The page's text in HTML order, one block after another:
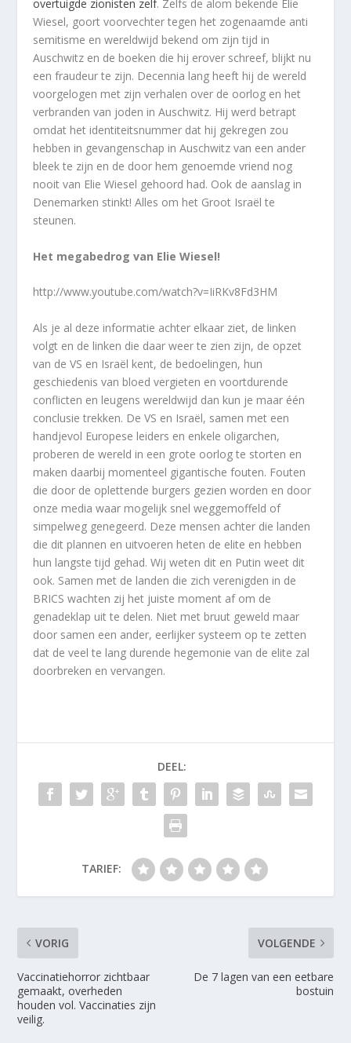
overtuigde zionisten zelf. Zelfs de alom bekende Elie
Wiesel, goort voorvechter tegen het zogenaamde anti
semitisme en wereldwijd bekend om zijn tijd in
Auschwitz en de boeken die hij erover schreef, blijkt nu
een fraudeur te zijn. Decennia lang heeft hij de wereld
voorgelogen met zijn verhalen over de oorlog en het
verbranden van joden in Auschwitz. Hij werd betrapt
omdat het identiteitsnummer dat hij gekregen zou
hebben in gevangenschap in Auschwitz van een ander
bleek te zijn en de door hem genoemde vriend nog
nooit van Elie Wiesel gehoord had. Ook de aanslag in
Denemarken stinkt! Alles om het Groot Israël te
steunen.
Het megabedrog van Elie Wiesel!
http://www.youtube.com/watch?v=IiRKv8Fd3HM
Als je al deze informatie achter elkaar ziet, de linken
volgt en de linken die daar weer te zien zijn, de opzet
van de VS en Israël kent, de bedoelingen, hun
geschiedenis van bloed vergieten en voortdurende
conflicten en leugens wereldwijd dan kun je maar één
conclusie trekken. De VS en Israël, samen met een
handjevol Europese leiders en enkele oligarchen,
proberen de wereld in een grote oorlog te storten en
maken daarbij momenteel gigantische fouten. Fouten
die door de oplettende burgers gezien worden en door
onze media waar mogelijk snel weggemoffeld of
simpelweg genegeerd. Deze mensen achter die landen
die dit plannen en uitvoeren heten de elite en hebben
hun langste tijd gehad. Wij weten dit en Putin weet dit
ook. Samen met de landen die zich verenigden in de
BRICS wachten zij het juiste moment af om de
genadeklap uit te delen. Niet met bruut geweld maar
door samen een ander, eerlijker systeem op te zetten
dat de veel te lang durende hegemonie van de elite zal
doorbreken en vervangen.
DEEL:
TARIEF:
VORIG
Vaccinatiehorror zichtbaar
gemaakt, overheden
houden vol. Vaccinaties zijn
veilig.
VOLGENDE
De 7 lagen van een eetbare
bostuin